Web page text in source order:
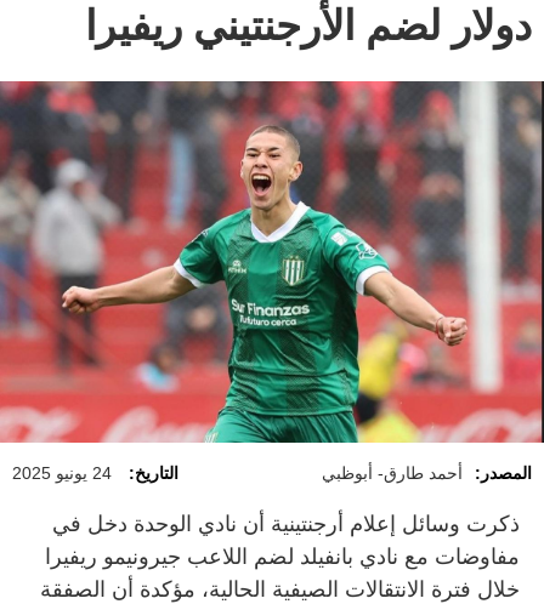
دولار لضم الأرجنتيني ريفيرا
المصدر: أحمد طارق- أبوظبي التاريخ: 24 يونيو 2025
ذكرت وسائل إعلام أرجنتينية أن نادي الوحدة دخل في
مفاوضات مع نادي بانفيلد لضم اللاعب جيرونيمو ريفيرا
خلال فترة الانتقالات الصيفية الحالية، مؤكدة أن الصفقة